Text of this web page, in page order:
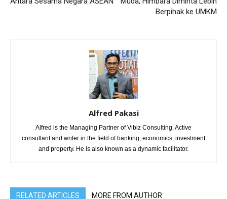
Berpihak ke UMKM
Alfred Pakasi
Alfred is the Managing Partner of Vibiz Consulting. Active
consultant and writer in the field of banking, economics, investment
and property. He is also known as a dynamic facilitator.
RELATED ARTICLES MORE FROM AUTHOR